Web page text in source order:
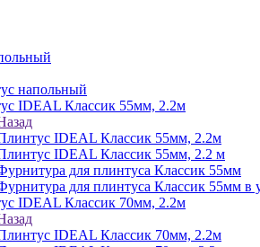
напольный
IDEAL Классик 55мм, 2.2м
IDEAL Классик 55мм, 2.2м
IDEAL Классик 55мм, 2.2 м
для плинтуса Классик 55мм
для плинтуса Классик 55мм в
IDEAL Классик 70мм, 2.2м
IDEAL Классик 70мм, 2.2м